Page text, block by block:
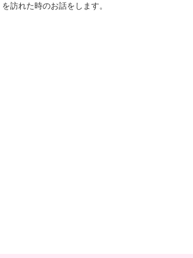
訪れた時のお話をします。